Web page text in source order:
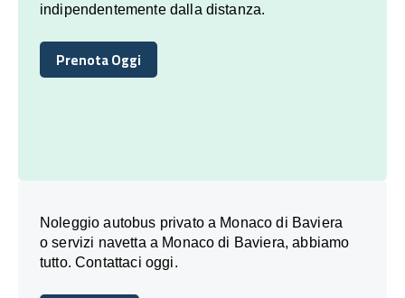
indipendentemente dalla distanza.
Prenota Oggi
Prenota Oggi
Noleggio autobus privato a Monaco di Baviera
o servizi navetta a Monaco di Baviera, abbiamo
tutto. Contattaci oggi.